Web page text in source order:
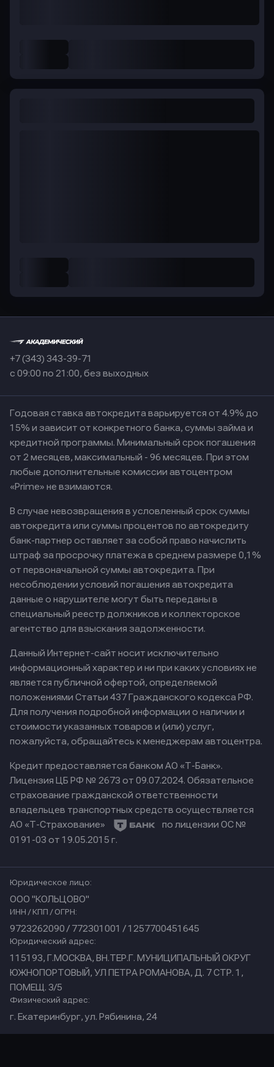
+7 (343) 343-39-71
с 09:00 по 21:00, без выходных
Годовая ставка автокредита варьируется от 4.9% до
15% и зависит от конкретного банка, суммы займа и
кредитной программы. Минимальный срок погашения
от 2 месяцев, максимальный - 96 месяцев. При этом
любые дополнительные комиссии автоцентром
«Prime» не взимаются.
В случае невозвращения в условленный срок суммы
автокредита или суммы процентов по автокредиту
банк-партнер оставляет за собой право начислить
штраф за просрочку платежа в среднем размере 0,1%
от первоначальной суммы автокредита. При
несоблюдении условий погашения автокредита
данные о нарушителе могут быть переданы в
специальный реестр должников и коллекторское
агентство для взыскания задолженности.
Данный Интернет-сайт носит исключительно
информационный характер и ни при каких условиях не
является публичной офертой, определяемой
положениями Статьи 437 Гражданского кодекса РФ.
Для получения подробной информации о наличии и
стоимости указанных товаров и (или) услуг,
пожалуйста, обращайтесь к менеджерам автоцентра.
Кредит предоставляется банком АО «Т-Банк».
Лицензия ЦБ РФ № 2673 от 09.07.2024. Обязательное
страхование гражданской ответственности
владельцев транспортных средств осуществляется
АО «Т-Страхование»
по лицензии ОС №
0191-03 от 19.05.2015 г.
Юридическое лицо:
ООО "КОЛЬЦОВО"
ИНН / КПП / ОГРН:
9723262090 / 772301001 / 1257700451645
Юридический адрес:
115193, Г.МОСКВА, ВН.ТЕР.Г. МУНИЦИПАЛЬНЫЙ ОКРУГ
ЮЖНОПОРТОВЫЙ, УЛ ПЕТРА РОМАНОВА, Д. 7 СТР. 1,
ПОМЕЩ. 3/5
Физический адрес:
г. Екатеринбург, ул. Рябинина, 24